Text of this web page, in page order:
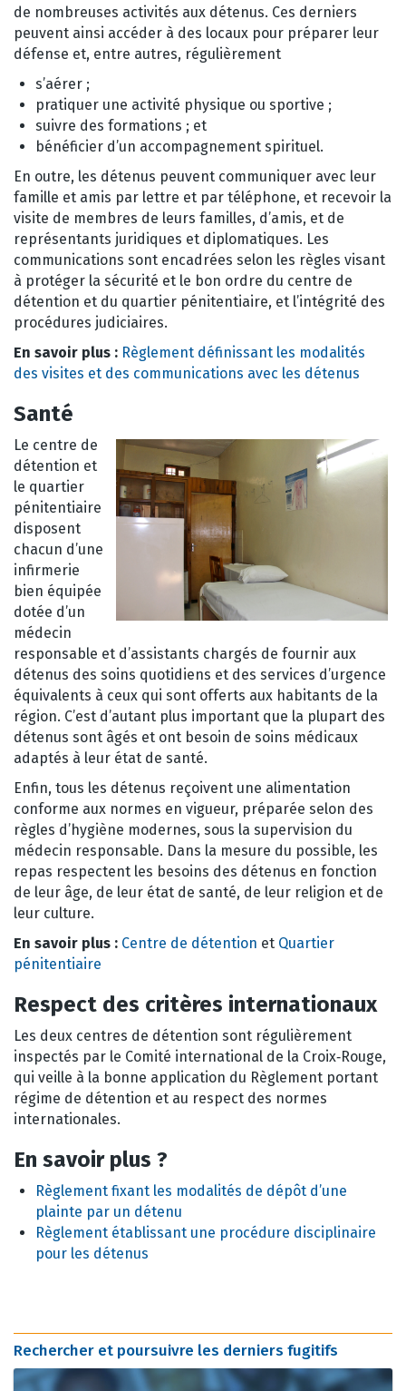
de nombreuses activités aux détenus. Ces derniers
peuvent ainsi accéder à des locaux pour préparer leur
défense et, entre autres, régulièrement
s’aérer ;
pratiquer une activité physique ou sportive ;
suivre des formations ; et
bénéficier d’un accompagnement spirituel.
En outre, les détenus peuvent communiquer avec leur
famille et amis par lettre et par téléphone, et recevoir la
visite de membres de leurs familles, d’amis, et de
représentants juridiques et diplomatiques. Les
communications sont encadrées selon les règles visant
à protéger la sécurité et le bon ordre du centre de
détention et du quartier pénitentiaire, et l’intégrité des
procédures judiciaires.
En savoir plus : Règlement définissant les modalités
des visites et des communications avec les détenus
Santé
Le centre de
détention et
le quartier
pénitentiaire
disposent
chacun d’une
infirmerie
bien équipée
dotée d’un
médecin
responsable et d’assistants chargés de fournir aux
détenus des soins quotidiens et des services d’urgence
équivalents à ceux qui sont offerts aux habitants de la
région. C’est d’autant plus important que la plupart des
détenus sont âgés et ont besoin de soins médicaux
adaptés à leur état de santé.
Enfin, tous les détenus reçoivent une alimentation
conforme aux normes en vigueur, préparée selon des
règles d’hygiène modernes, sous la supervision du
médecin responsable. Dans la mesure du possible, les
repas respectent les besoins des détenus en fonction
de leur âge, de leur état de santé, de leur religion et de
leur culture.
En savoir plus : Centre de détention et Quartier
pénitentiaire
Respect des critères internationaux
Les deux centres de détention sont régulièrement
inspectés par le Comité international de la Croix‑Rouge,
qui veille à la bonne application du Règlement portant
régime de détention et au respect des normes
internationales.
En savoir plus ?
Règlement fixant les modalités de dépôt d’une
plainte par un détenu
Règlement établissant une procédure disciplinaire
pour les détenus
Rechercher et poursuivre les derniers fugitifs